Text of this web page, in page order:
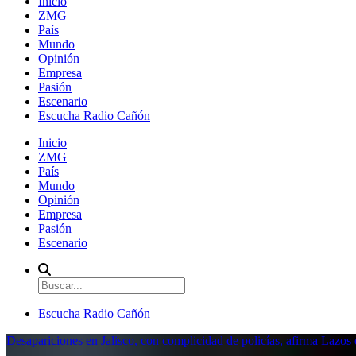
ZMG
País
Mundo
Opinión
Empresa
Pasión
Escenario
Escucha Radio Cañón
Inicio
ZMG
País
Mundo
Opinión
Empresa
Pasión
Escenario
Escucha Radio Cañón
Desapariciones en Jalisco, con complicidad de policías, afirma Lazos